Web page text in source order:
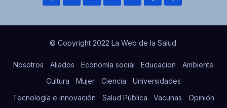
© Copyright 2022 La Web de la Salud.
Nosotros Aliados Economía social Educacion
Ambiente
Cultura
Mujer Ciencia
Universidades
Tecnología e innovación
Salud Pública Vacunas Opinión